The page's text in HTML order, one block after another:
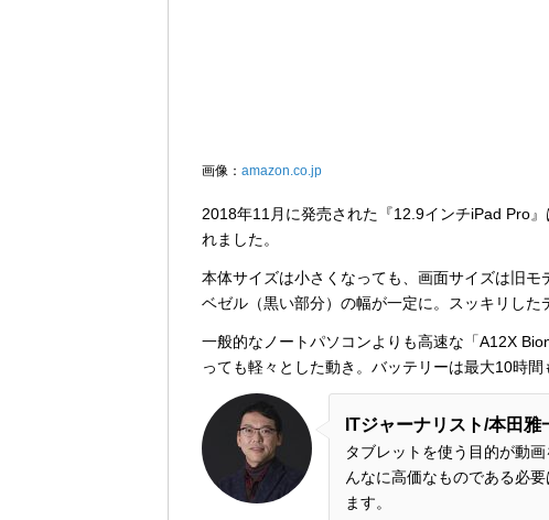
画像： amazon.co.jp
2018年11月に発売された『12.9インチiPad Pro
れました。
本体サイズは小さくなっても、画面サイズは旧
ベゼル（黒い部分）の幅が一定に。スッキリした
一般的なノートパソコンよりも高速な「A12X
っても軽々とした動き。バッテリーは最大10時間
ITジャーナリスト/本田雅
タブレットを使う目的が動
んなに高価なものである必
ます。